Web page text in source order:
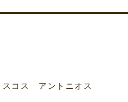
ス アントニオス